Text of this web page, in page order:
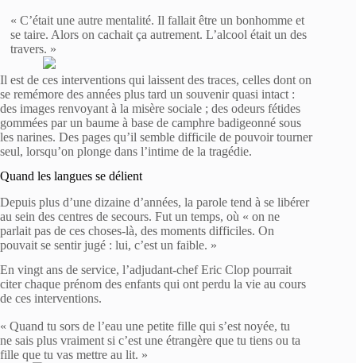
« C’était une autre mentalité. Il fallait être un bonhomme et
se taire. Alors on cachait ça autrement. L’alcool était un des
travers. »
Il est de ces interventions qui laissent des traces, celles dont on
se remémore des années plus tard un souvenir quasi intact :
des images renvoyant à la misère sociale ; des odeurs fétides
gommées par un baume à base de camphre badigeonné sous
les narines. Des pages qu’il semble difficile de pouvoir tourner
seul, lorsqu’on plonge dans l’intime de la tragédie.
Quand les langues se délient
Depuis plus d’une dizaine d’années, la parole tend à se libérer
au sein des centres de secours. Fut un temps, où « on ne
parlait pas de ces choses-là, des moments difficiles. On
pouvait se sentir jugé : lui, c’est un faible. »
En vingt ans de service, l’adjudant-chef Eric Clop pourrait
citer chaque prénom des enfants qui ont perdu la vie au cours
de ces interventions.
« Quand tu sors de l’eau une petite fille qui s’est noyée, tu
ne sais plus vraiment si c’est une étrangère que tu tiens ou ta
fille que tu vas mettre au lit. »